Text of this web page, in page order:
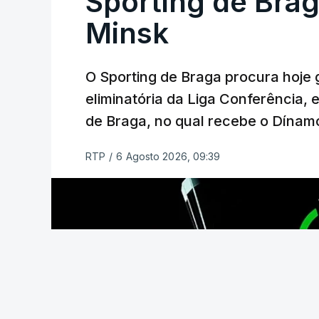
da Liga Conferência, encontrando os
Viena.
O jogo no Estádio da Luz tem início às
enquanto a segunda mão está
com entrada direta, graças à conquista
Minsk
O Sporting de Braga procura
eliminatória da Liga Conferência,
de Braga, no qual recebe o
RTP / 6 Agosto 2026, 09:39